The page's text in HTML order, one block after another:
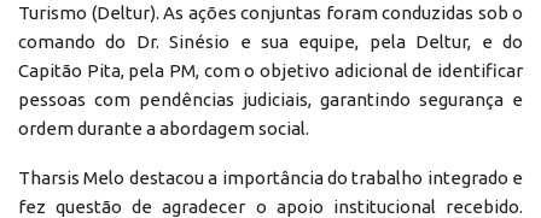
Turismo (Deltur). As ações conjuntas foram conduzidas sob o
comando do Dr. Sinésio e sua equipe, pela Deltur, e do
Capitão Pita, pela PM, com o objetivo adicional de identificar
pessoas com pendências judiciais, garantindo segurança e
ordem durante a abordagem social.
Tharsis Melo destacou a importância do trabalho integrado e
fez questão de agradecer o apoio institucional recebido.